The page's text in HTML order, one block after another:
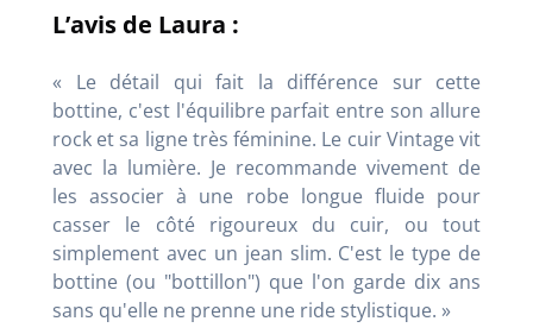
L’avis de Laura :
« Le détail qui fait la différence sur cette
bottine, c'est l'équilibre parfait entre son allure
rock et sa ligne très féminine. Le cuir Vintage vit
avec la lumière. Je recommande vivement de
les associer à une robe longue fluide pour
casser le côté rigoureux du cuir, ou tout
simplement avec un jean slim. C'est le type de
bottine (ou "bottillon") que l'on garde dix ans
sans qu'elle ne prenne une ride stylistique. »